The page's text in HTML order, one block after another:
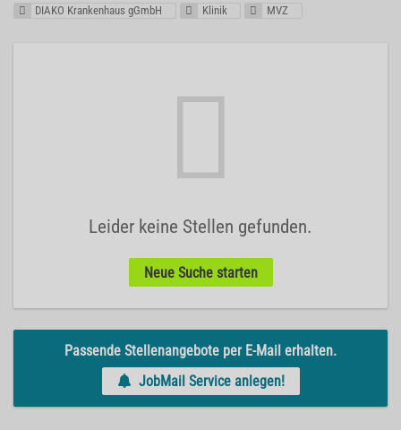
DIAKO Krankenhaus gGmbH
Klinik MVZ
Leider keine Stellen gefunden.
Neue Suche starten
Passende Stellenangebote per E-Mail erhalten.
JobMail Service anlegen!